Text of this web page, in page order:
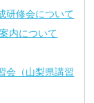
研修会について
内について
会（山梨県講習